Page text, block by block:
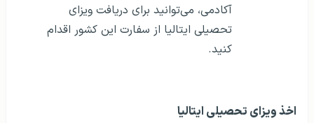
آکادمی، می‌توانید برای دریافت ویزای
تحصیلی ایتالیا از سفارت این کشور اقدام
کنید.
اخذ ویزای تحصیلی ایتالیا